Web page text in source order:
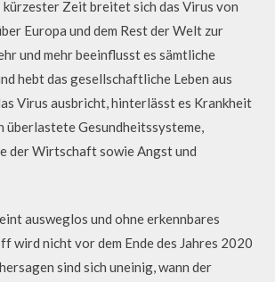
kürzester Zeit breitet sich das Virus von
Europa und dem Rest der Welt zur
und mehr beeinflusst es sämtliche
hebt das gesellschaftliche Leben aus
Virus ausbricht, hinterlässt es Krankheit
überlastete Gesundheitssysteme,
der Wirtschaft sowie Angst und
ausweglos und ohne erkennbares
wird nicht vor dem Ende des Jahres 2020
sind sich uneinig, wann der